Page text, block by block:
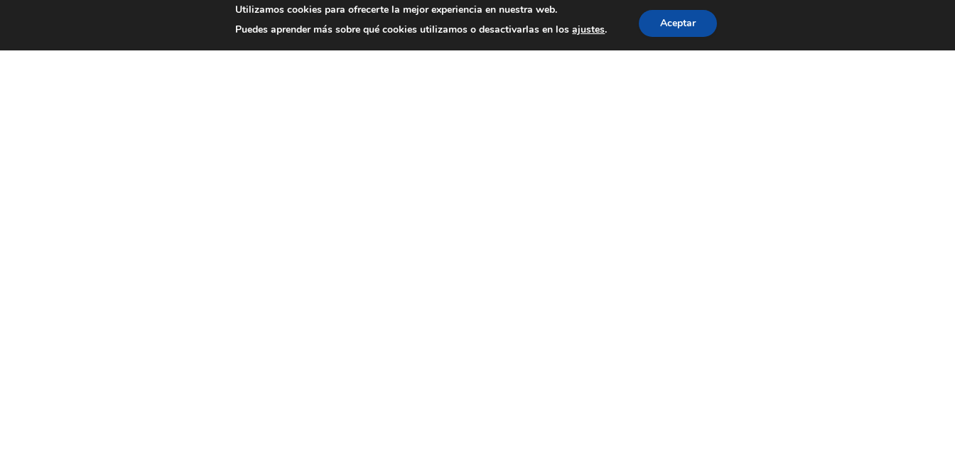
Manuel Menor Currás
Ser docente en la complejidad (II Parte)
Ángel I. Pérez
Utilizamos cookies para ofrecerte la mejor experiencia en nuestra web.
Puedes aprender más sobre qué cookies utilizamos o desactivarlas en losajustes. Aceptar